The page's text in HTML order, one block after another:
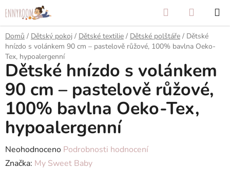
na
obsah
Hledat
KOŠÍK
Domů / Dětský pokoj / Dětské textilie / Dětské polštáře / Dětské
hnízdo s volánkem 90 cm – pastelově růžové, 100% bavlna Oeko-
Tex, hypoalergenní
Dětské hnízdo s volánkem
90 cm – pastelově růžové,
100% bavlna Oeko-Tex,
hypoalergenní
Průměrné
hodnocení
Neohodnoceno Podrobnosti hodnocení
Značka: My Sweet Baby